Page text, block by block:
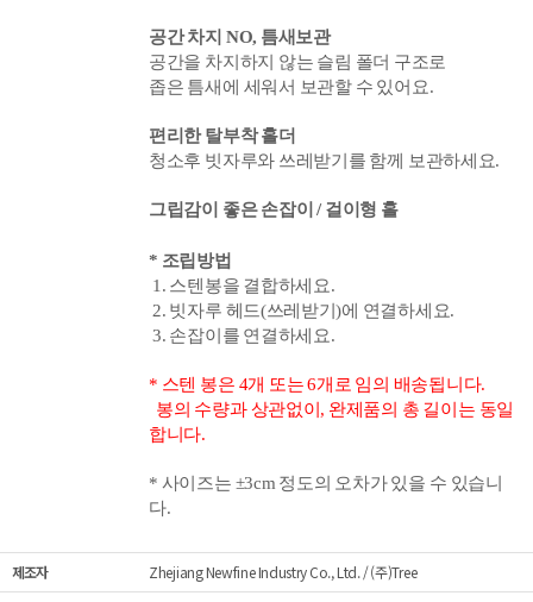
공간 차지 NO, 틈새보관
공간을 차지하지 않는 슬림 폴더 구조로
좁은 틈새에 세워서 보관할 수 있어요.
편리한 탈부착 홀더
청소후 빗자루와 쓰레받기를 함께 보관하세요.
그립감이 좋은 손잡이 / 걸이형 홀
* 조립방법
1. 스텐봉을 결합하세요.
2. 빗자루 헤드(쓰레받기)에 연결하세요.
3. 손잡이를 연결하세요.
* 스텐 봉은 4개 또는 6개로 임의 배송됩니다.
봉의 수량과 상관없이, 완제품의 총 길이는 동일
합니다.
* 사이즈는 ±3cm 정도의 오차가 있을 수 있습니
다.
제조자
Zhejiang Newfine Industry Co., Ltd. / (주)Tree